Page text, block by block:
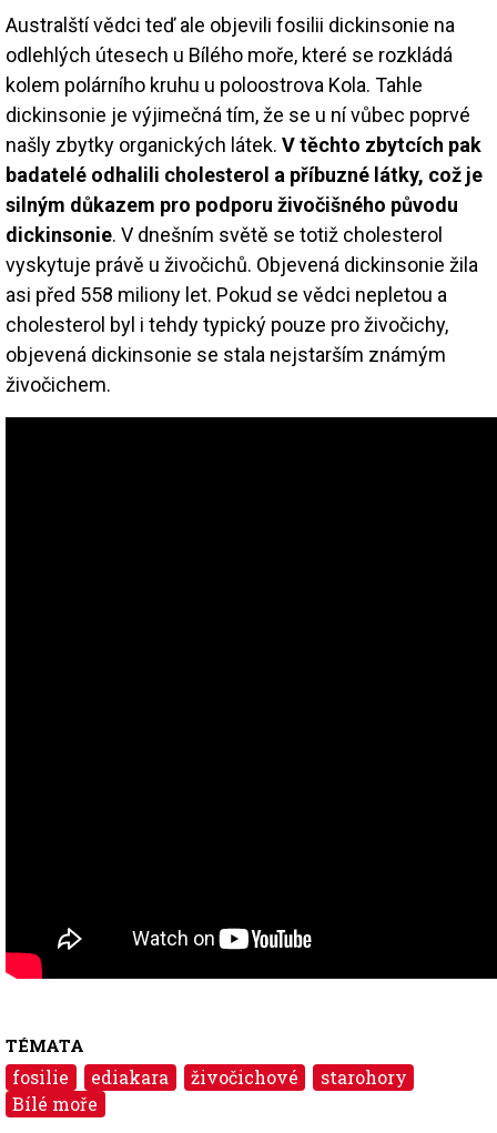
Australští vědci teď ale objevili fosilii dickinsonie na
odlehlých útesech u Bílého moře, které se rozkládá
kolem polárního kruhu u poloostrova Kola. Tahle
dickinsonie je výjimečná tím, že se u ní vůbec poprvé
našly zbytky organických látek. V těchto zbytcích pak
badatelé odhalili cholesterol a příbuzné látky, což je
silným důkazem pro podporu živočišného původu
dickinsonie. V dnešním světě se totiž cholesterol
vyskytuje právě u živočichů. Objevená dickinsonie žila
asi před 558 miliony let. Pokud se vědci nepletou a
cholesterol byl i tehdy typický pouze pro živočichy,
objevená dickinsonie se stala nejstarším známým
živočichem.
TÉMATA
fosilie ediakara živočichové
starohory
Bílé moře